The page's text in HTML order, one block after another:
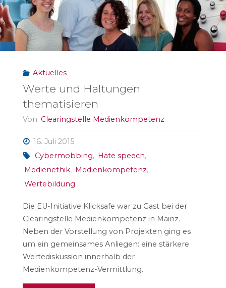
Aktuelles
Werte und Haltungen
thematisieren
Von Clearingstelle Medienkompetenz
16. Juli 2015
Cybermobbing, Hate speech,
Medienethik, Medienkompetenz,
Wertebildung
Die EU-Initiative Klicksafe war zu Gast bei der
Clearingstelle Medienkompetenz in Mainz.
Neben der Vorstellung von Projekten ging es
um ein gemeinsames Anliegen: eine stärkere
Wertediskussion innerhalb der
Medienkompetenz-Vermittlung.